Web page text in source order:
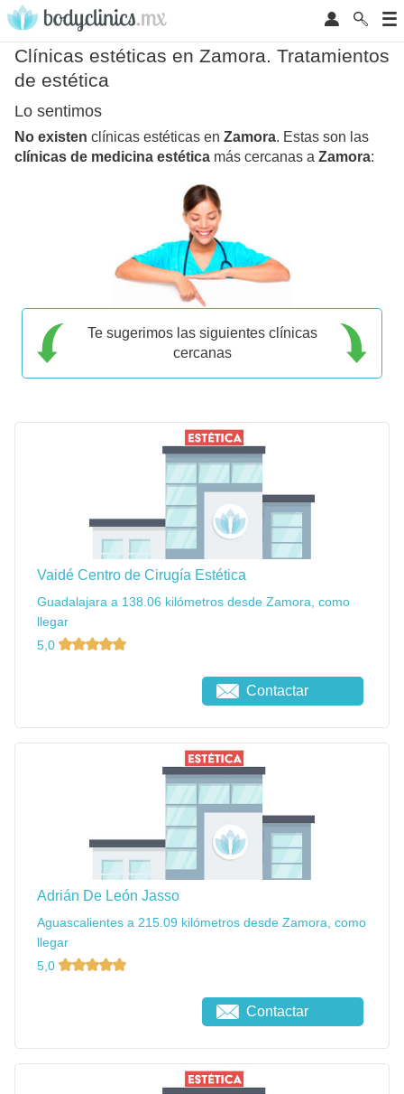
Clínicas estéticas en Zamora. Tratamientos
de estética
Lo sentimos
No existen clínicas estéticas en Zamora. Estas son las
clínicas de medicina estética más cercanas a Zamora:
Te sugerimos las siguientes clínicas
cercanas
Vaidé Centro de Cirugía Estética
Guadalajara a 138.06 kilómetros desde Zamora, como
llegar
5,0
Contactar
Adrián De León Jasso
Aguascalientes a 215.09 kilómetros desde Zamora, como
llegar
5,0
Contactar